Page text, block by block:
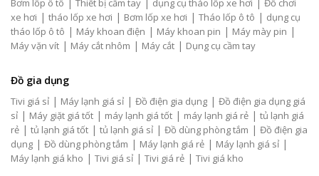
Bơm lốp ô tô Thiết bị cầm tay dụng cụ tháo lốp xe hơi
Đồ chơi
xe hơi | tháo lốp xe hơi | Bơm lốp xe hơi | Tháo lốp ô tô | dụng cụ
tháo lốp ô tô | Máy khoan điện | Máy khoan pin | Máy mày pin |
Máy vặn vít | Máy cắt nhôm | Máy cắt | Dụng cụ cầm tay
Đồ gia dụng
Tivi giá sỉ | Máy lạnh giá sỉ | Đồ điện gia dụng | Đồ điện gia dụng giá
sỉ | Máy giặt giá tốt | máy lạnh giá tốt | máy lạnh giá rẻ | tủ lạnh giá
rẻ | tủ lạnh giá tốt | tủ lạnh giá sỉ | Đồ dùng phòng tắm | Đồ điện gia
dụng | Đồ dùng phòng tắm | Máy lạnh giá rẻ | Máy lạnh giá sỉ |
Máy lạnh giá kho | Tivi giá sỉ | Tivi giá rẻ | Tivi giá kho